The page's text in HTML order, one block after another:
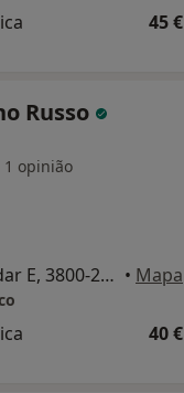
45 €
Russo
1 opinião
R. Trindade Coelho 1 1º andar E, 3800-243 Aveiro, Aveiro • Mapa
40 €